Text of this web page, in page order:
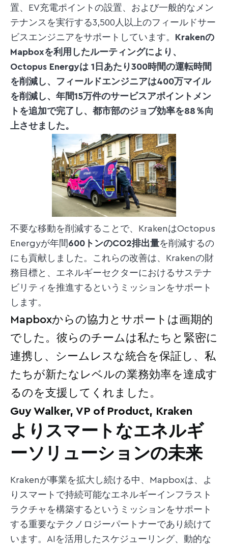
置、EV充電ポイントの設置、および一般的なメン
テナンスを実行する3,500人以上のフィールドサー
ビスエンジニアをサポートしています。
Krakenの
Mapboxを利用したルーティングにより、
Octopus Energyは 1日あたり300時間の運転時間
を削減し、フィールドエンジニアは400万マイル
を削減し、年間15万件のサービスアポイントメン
トを追加で完了し、都市部のジョブ効率を88％向
上させました。
不要な移動を削減することで、KrakenはOctopus
Energyが年間600トンのCO2排出量を削減するの
にも貢献しました。これらの改善は、Krakenの財
務目標と、エネルギーセクターにおけるサステナ
ビリティを推進するというミッションをサポート
します。
Mapboxからの協力とサポートは画期的
でした。彼らのチームは私たちと緊密に
連携し、シームレスな統合を保証し、私
たちが新たなレベルの業務効率を達成す
るのを支援してくれました。
Guy Walker, VP of Product, Kraken
よりスマートなエネルギ
ーソリューションの未来
Krakenが事業を拡大し続ける中、Mapboxは、よ
りスマートで持続可能なエネルギーインフラスト
ラクチャを構築するというミッションをサポート
する重要なテクノロジーパートナーであり続けて
います。AIを活用したスケジューリング、動的な